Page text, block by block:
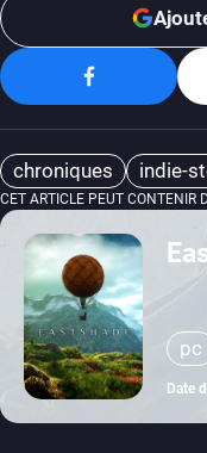
chroniques indie-
CET ARTICLE PEUT CONTENIR
pc
Date